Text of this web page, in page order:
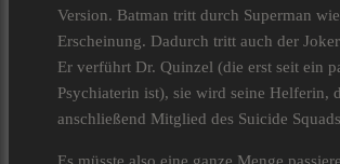
Version. Batman tritt durch Superman
Erscheinung. Dadurch tritt auch der
Er verführt Dr. Quinzel (die erst seit ein
Psychiaterin ist), sie wird seine Helferin,
anschließend Mitglied des Suicide